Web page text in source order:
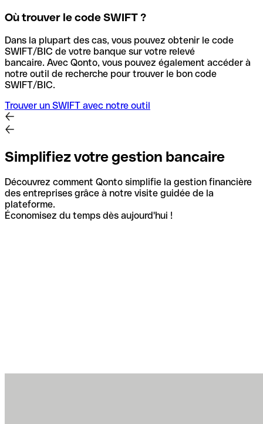
Où trouver le code SWIFT ?
Dans la plupart des cas, vous pouvez obtenir le code
SWIFT/BIC de votre banque sur votre relevé
bancaire. Avec Qonto, vous pouvez également accéder à
notre outil de recherche pour trouver le bon code
SWIFT/BIC.
Trouver un SWIFT avec notre outil
Simplifiez votre gestion bancaire
Découvrez comment Qonto simplifie la gestion financière
des entreprises grâce à notre visite guidée de la
plateforme.
Économisez du temps dès aujourd'hui !